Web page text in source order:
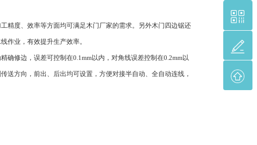
度、效率等方面均可满足木门厂家的需求。另外木门四边锯还
作业，有效提升生产效率。
修边，误差可控制在0.1mm以内，对角线误差控制在0.2mm以
送方向，前出、后出均可设置，方便对接半自动、全自动连线，